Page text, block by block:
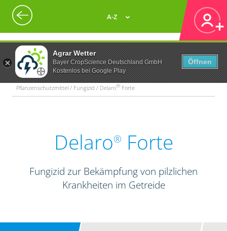
Agrar Wetter
Bayer CropScience Deutschland GmbH
Kostenlos bei Google Play
Öffnen
A-Z
Pflanzenschutzmittel / Fungizid / Delaro® Forte
Delaro® Forte
Fungizid zur Bekämpfung von pilzlichen
Krankheiten im Getreide